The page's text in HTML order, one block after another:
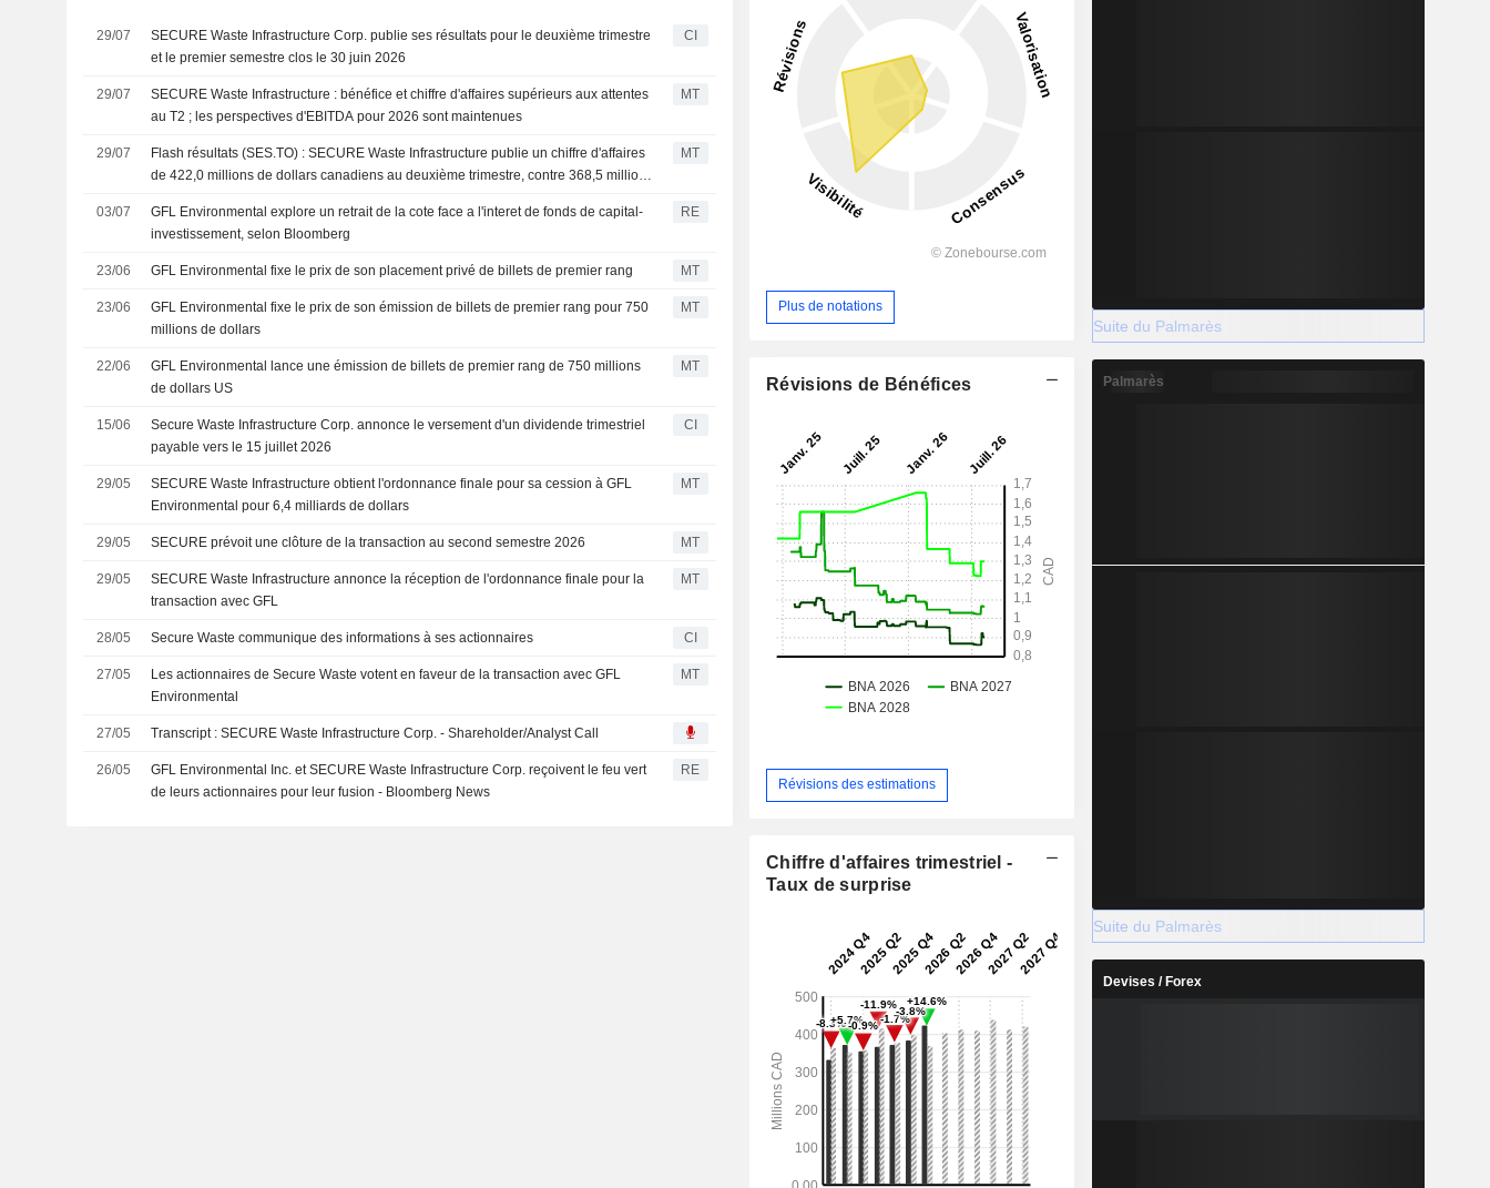
29/07
SECURE Waste Infrastructure Corp. publie ses résultats pour le deuxième trimestre
et le premier semestre clos le 30 juin 2026
CI
29/07
SECURE Waste Infrastructure : bénéfice et chiffre d'affaires supérieurs aux attentes
au T2 ; les perspectives d'EBITDA pour 2026 sont maintenues
MT
29/07
Flash résultats (SES.TO) : SECURE Waste Infrastructure publie un chiffre d'affaires
de 422,0 millions de dollars canadiens au deuxième trimestre, contre 368,5 millions
MT
03/07
GFL Environmental explore un retrait de la cote face a l'interet de fonds de capital-
investissement, selon Bloomberg
RE
23/06 GFL Environmental fixe le prix de son placement privé de billets de premier rang MT
23/06
GFL Environmental fixe le prix de son émission de billets de premier rang pour 750
millions de dollars
MT
22/06
GFL Environmental lance une émission de billets de premier rang de 750 millions
de dollars US
MT
15/06
Secure Waste Infrastructure Corp. annonce le versement d'un dividende trimestriel
payable vers le 15 juillet 2026
CI
29/05
SECURE Waste Infrastructure obtient l'ordonnance finale pour sa cession à GFL
Environmental pour 6,4 milliards de dollars
MT
29/05 SECURE prévoit une clôture de la transaction au second semestre 2026 MT
29/05
SECURE Waste Infrastructure annonce la réception de l'ordonnance finale pour la
transaction avec GFL
MT
28/05 Secure Waste communique des informations à ses actionnaires CI
27/05
Les actionnaires de Secure Waste votent en faveur de la transaction avec GFL
Environmental
MT
27/05 Transcript : SECURE Waste Infrastructure Corp. - Shareholder/Analyst Call
26/05
GFL Environmental Inc. et SECURE Waste Infrastructure Corp. reçoivent le feu vert
de leurs actionnaires pour leur fusion - Bloomberg News
RE
Plus de notations
Révisions de Bénéfices
Révisions des estimations
Chiffre d'affaires trimestriel -
Taux de surprise
Suite du Palmarès
Palmarès
Suite du Palmarès
Devises / Forex